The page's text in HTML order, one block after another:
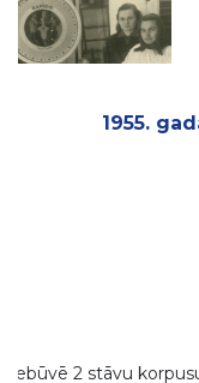
1955.
piebūvē 2 stāvu